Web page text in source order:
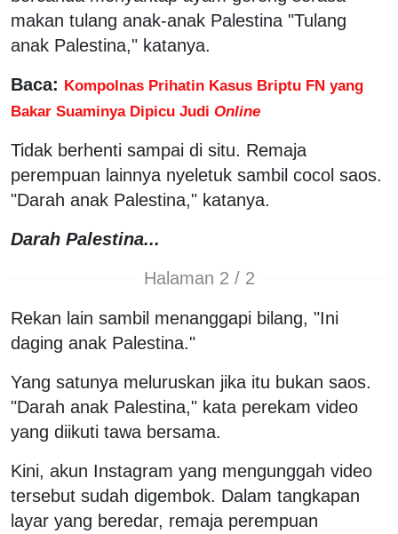
makan tulang anak-anak Palestina "Tulang
anak Palestina," katanya.
Baca: Kompolnas Prihatin Kasus Briptu FN yang
Bakar Suaminya Dipicu Judi Online
Tidak berhenti sampai di situ. Remaja
perempuan lainnya nyeletuk sambil cocol saos.
"Darah anak Palestina," katanya.
Darah Palestina...
Halaman 2 / 2
Rekan lain sambil menanggapi bilang, "Ini
daging anak Palestina."
Yang satunya meluruskan jika itu bukan saos.
"Darah anak Palestina," kata perekam video
yang diikuti tawa bersama.
Kini, akun Instagram yang mengunggah video
tersebut sudah digembok. Dalam tangkapan
layar yang beredar, remaja perempuan